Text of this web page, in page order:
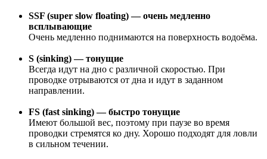
SSF (super slow floating) — очень медленно
всплывающие
Очень медленно поднимаются на поверхность водоёма.
S (sinking) — тонущие
Всегда идут на дно с различной скоростью. При
проводке отрываются от дна и идут в заданном
направлении.
FS (fast sinking) — быстро тонущие
Имеют большой вес, поэтому при паузе во время
проводки стремятся ко дну. Хорошо подходят для ловли
в сильном течении.